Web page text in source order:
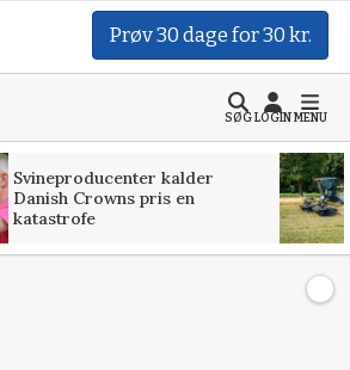
Prøv 30 dage for 30 kr.
SØGLOGINMENU
Svineproducenter kalder
Danish Crowns pris en
katastrofe